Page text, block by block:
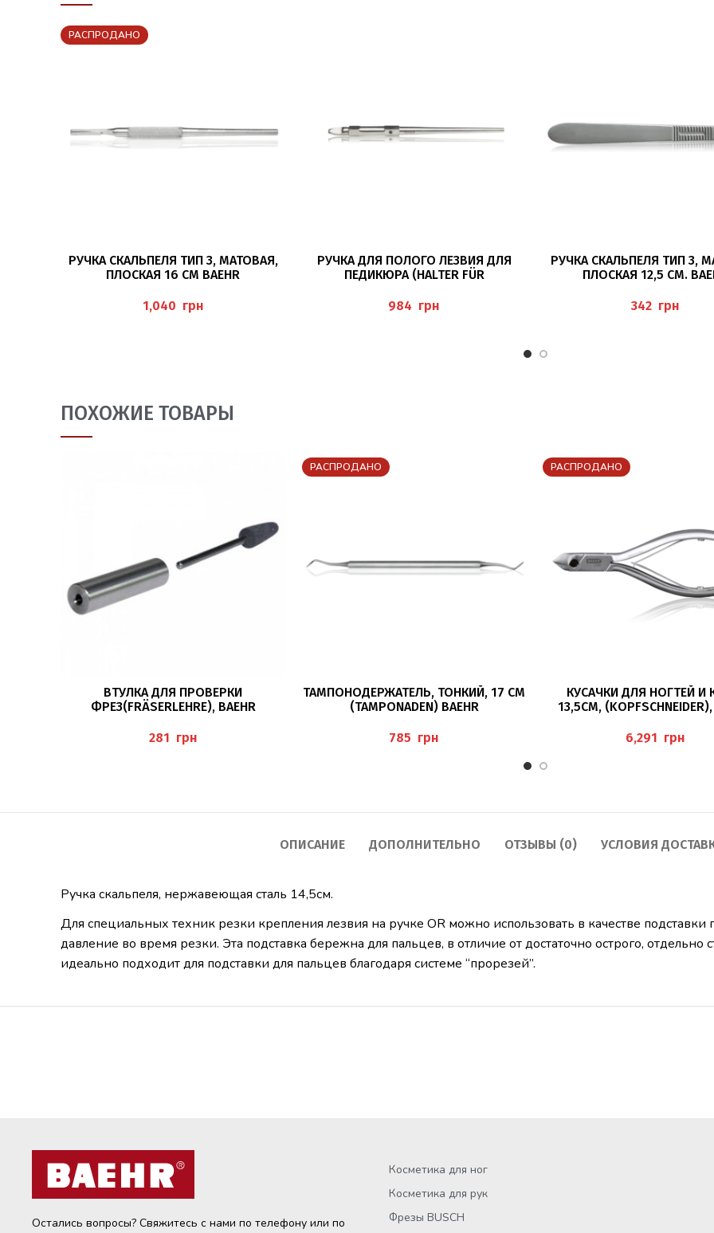
РАСПРОДАНО
ПОДРОБНЕЕ
РУЧКА СКАЛЬПЕЛЯ ТИП 3, МАТОВАЯ,
ПЛОСКАЯ 16 СМ BAEHR
грн
В КОРЗИНУ
РУЧКА ДЛЯ ПОЛОГО ЛЕЗВИЯ ДЛЯ
ПЕДИКЮРА (HALTER FÜR
грн
В КОРЗИНУ
РУЧКА СКАЛЬПЕЛЯ ТИП 3,
ПЛОСКАЯ 12,5 СМ.
грн
ПОХОЖИЕ ТОВАРЫ
В КОРЗИНУ
ВТУЛКА ДЛЯ ПРОВЕРКИ
ФРЕЗ(FRÄSERLEHRE), BAEHR
грн
РАСПРОДАНО
ПОДРОБНЕЕ
ТАМПОНОДЕРЖАТЕЛЬ, ТОНКИЙ, 17 СМ
(TAMPONADEN) BAEHR
грн
РАСПРОДАНО
ПОДРОБНЕЕ
КУСАЧКИ ДЛЯ НОГТЕЙ И
13,5СМ, (KOPFSCHNEIDER),
грн
ОПИСАНИЕ ДОПОЛНИТЕЛЬНО ОТЗЫВЫ (0) УСЛОВИЯ
Ручка скальпеля, нержавеющая сталь 14,5см.
Для специальных техник резки крепления лезвия на ручке OR можно использовать в качестве подставки
давление во время резки. Эта подставка бережна для пальцев, в отличие от достаточно острого,
идеально подходит для подставки для пальцев благодаря системе “прорезей”.
Остались вопросы? Свяжитесь с нами по телефону или по
Косметика для ног
Косметика для рук
Фрезы BUSCH